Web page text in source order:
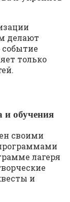
делают
только
обучения
своими
лагеря
и